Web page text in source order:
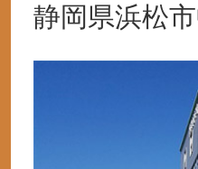
静岡県浜松